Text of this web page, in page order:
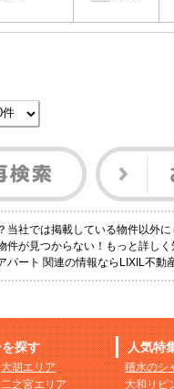
社では掲載している物件以外
件が見つからない！もっと詳し
ート 関連の情報ならLIXIL不動
探す
大胡エリア
二之宮エリア
人気特
積水のシ
大和リビ